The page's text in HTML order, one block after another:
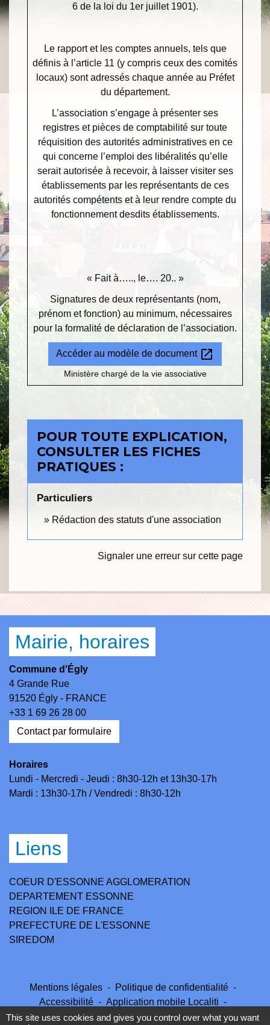
6 de la loi du 1erjuillet 1901).
Le rapport et les comptes annuels, tels que
définis à l’article 11 (y compris ceux des comités
locaux) sont adressés chaque année au Préfet
du département.
L’association s’engage à présenter ses
registres et pièces de comptabilité sur toute
réquisition des autorités administratives en ce
qui concerne l’emploi des libéralités qu’elle
serait autorisée à recevoir, à laisser visiter ses
établissements par les représentants de ces
autorités compétents et à leur rendre compte du
fonctionnement desdits établissements.
« Fait à….., le…. 20.. »
Signatures de deux représentants (nom,
prénom et fonction) au minimum, nécessaires
pour la formalité de déclaration de l’association.
Accéder au modèle de document open_in_new
Ministère chargé de la vie associative
POUR TOUTE EXPLICATION,
CONSULTER LES FICHES
PRATIQUES :
Particuliers
Rédaction des statuts d'une association
Signaler une erreur sur cette page
Mairie, horaires
Commune d'Égly
4 Grande Rue
91520 Égly - FRANCE
+33 1 69 26 28 00
Contact par formulaire
Horaires
Lundi - Mercredi - Jeudi : 8h30-12h et 13h30-17h
Mardi : 13h30-17h / Vendredi : 8h30-12h
Liens
COEUR D'ESSONNE AGGLOMERATION
DEPARTEMENT ESSONNE
REGION ILE DE FRANCE
PREFECTURE DE L'ESSONNE
SIREDOM
Mentions légales - Politique de confidentialité -
Accessibilité - Application mobile Localiti -
Plan du site - Gestion des cookies
This site uses cookies and gives you control over what you want